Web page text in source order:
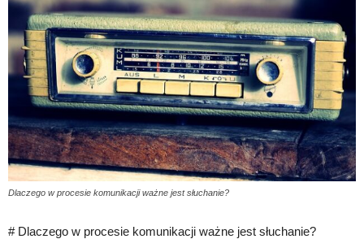
Dlaczego w procesie komunikacji ważne jest słuchanie?
# Dlaczego w procesie komunikacji ważne jest słuchanie?